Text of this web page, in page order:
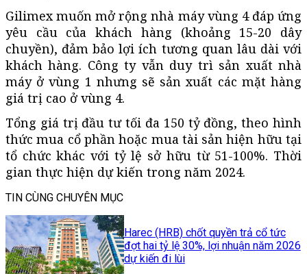
Gilimex muốn mở rộng nhà máy vùng 4 đáp ứng
yêu cầu của khách hàng (khoảng 15-20 dây
chuyền), đảm bảo lợi ích tương quan lâu dài với
khách hàng. Công ty vẫn duy trì sản xuất nhà
máy ở vùng 1 nhưng sẽ sản xuất các mặt hàng
giá trị cao ở vùng 4.
Tổng giá trị đầu tư tối đa 150 tỷ đồng, theo hình
thức mua cổ phần hoặc mua tài sản hiện hữu tại
tổ chức khác với tỷ lệ sở hữu từ 51-100%. Thời
gian thực hiện dự kiến trong năm 2024.
TIN CÙNG CHUYÊN MỤC
Harec (HRB) chốt quyền trả cổ tức
đợt hai tỷ lệ 30%, lợi nhuận năm 2026
dự kiến đi lùi